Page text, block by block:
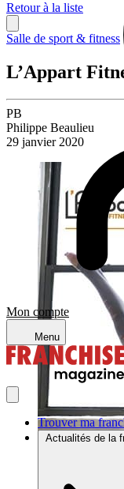
Mon compte
Menu
Trouver ma
Actualités de la
Retour à la liste
Salle de sport & fitness
L’Appart
PB
Philippe Beaulieu
29 janvier 2020